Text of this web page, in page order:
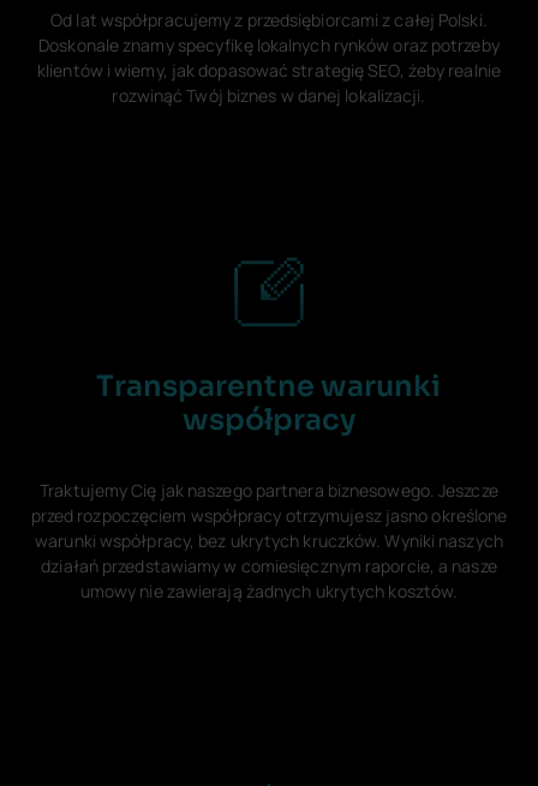
Od lat współpracujemy z przedsiębiorcami z całej Polski.
Doskonale znamy specyfikę lokalnych rynków oraz potrzeby
klientów i wiemy, jak dopasować strategię SEO, żeby realnie
rozwinąć Twój biznes w danej lokalizacji.
Transparentne warunki
współpracy
Traktujemy Cię jak naszego partnera biznesowego. Jeszcze
przed rozpoczęciem współpracy otrzymujesz jasno określone
warunki współpracy, bez ukrytych kruczków. Wyniki naszych
działań przedstawiamy w comiesięcznym raporcie, a nasze
umowy nie zawierają żadnych ukrytych kosztów.